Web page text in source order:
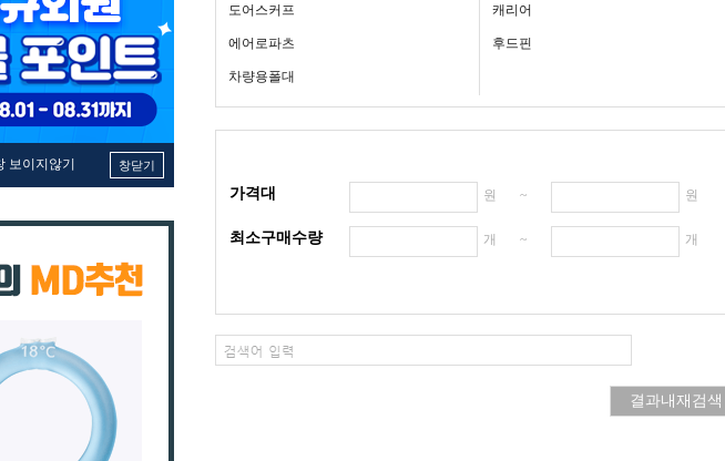
보이지않기 창닫기
도어스커프 캐리어
에어로파츠 후드핀
차량용폴대
가격대 원 ~ 원
최소구매수량 개 ~ 개